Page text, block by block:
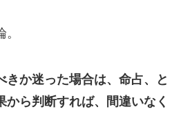
きか迷った場合は、命占、と
から判断すれば、間違いなく